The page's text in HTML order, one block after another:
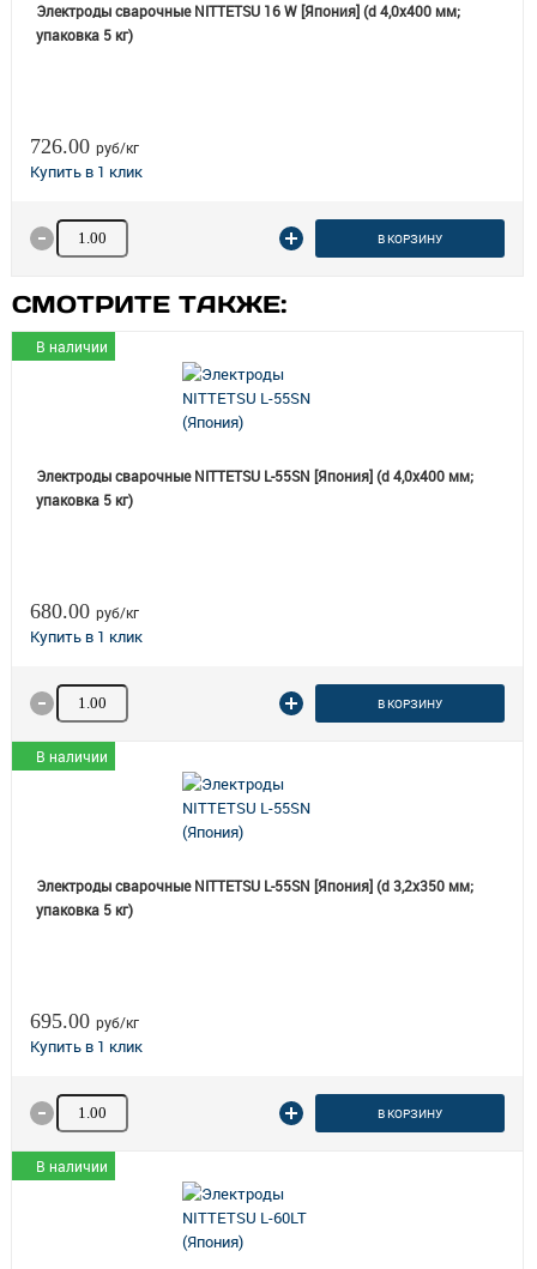
Электроды сварочные NITTETSU 16 W [Япония] (d 4,0х400 мм;
упаковка 5 кг)
726.00 руб/кг
Количество товара В КОРЗИНУ
СМОТРИТЕ ТАКЖЕ:
В наличии
Электроды сварочные NITTETSU L-55SN [Япония] (d 4,0х400 мм;
упаковка 5 кг)
680.00 руб/кг
Количество товара В КОРЗИНУ
В наличии
Электроды сварочные NITTETSU L-55SN [Япония] (d 3,2х350 мм;
упаковка 5 кг)
695.00 руб/кг
Количество товара В КОРЗИНУ
В наличии